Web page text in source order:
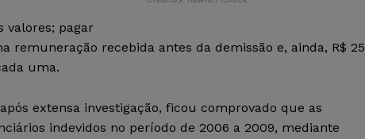
valores; pagar
recebida antes da demissão e, ainda, R$ 25
uma.
extensa investigação, ficou comprovado que as
indevidos no período de 2006 a 2009, mediante